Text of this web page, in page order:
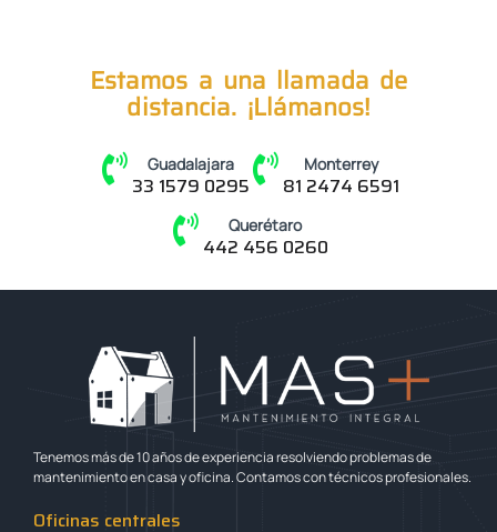
Estamos a una llamada de
distancia. ¡Llámanos!
Guadalajara
33 1579 0295
Monterrey
81 2474 6591
Querétaro
442 456 0260
Tenemos más de 10 años de experiencia resolviendo problemas de
mantenimiento en casa y oficina. Contamos con técnicos profesionales.
Oficinas centrales